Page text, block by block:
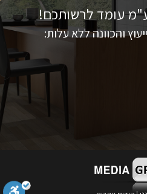
עומד לרשותכם!
והכוונה ללא עלות: